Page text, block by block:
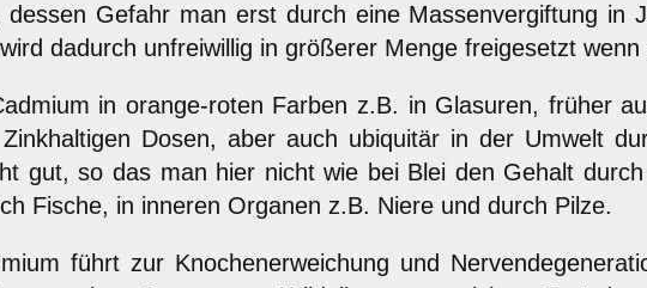
Gefahr man erst durch eine Massenvergiftung in
dadurch unfreiwillig in größerer Menge freigesetzt
in orange-roten Farben z.B. in Glasuren, früher
Dosen, aber auch ubiquitär in der Umwelt
gut, so das man hier nicht wie bei Blei den Gehalt
Fische, in inneren Organen z.B. Niere und durch Pilze.
führt zur Knochenerweichung und